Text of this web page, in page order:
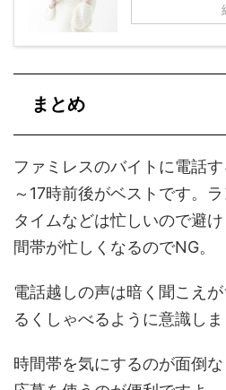
まとめ
ファミレスのバイトに電話
～17時前後がベストです。
タイムなどは忙しいので避
間帯が忙しくなるのでNG。
電話越しの声は暗く聞こえ
るくしゃべるように意識しま
時間帯を気にするのが面倒